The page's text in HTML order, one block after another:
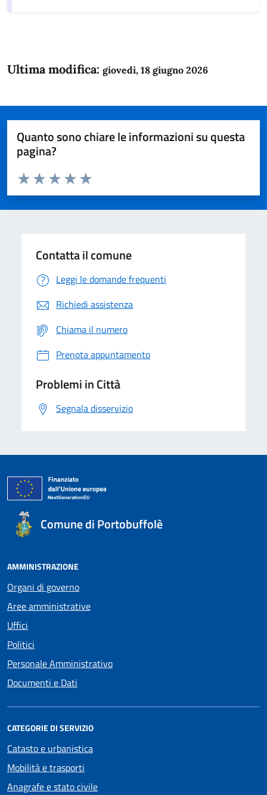
Ultima modifica: giovedì, 18 giugno 2026
Quanto sono chiare le informazioni su questa
pagina?
Domanda
Valuta da 1 a 5 stelle la pagina
Valuta 5 stelle su 5
Valuta 4 stelle su 5
Valuta 3 stelle su 5
Valuta 2 stelle su 5
Valuta 1 stelle su 5
Contatta il comune
Leggi le domande frequenti
Richiedi assistenza
Chiama il numero
Prenota appuntamento
Problemi in Città
Segnala disservizio
Comune di Portobuffolè
AMMINISTRAZIONE
Organi di governo
Aree amministrative
Uffici
Politici
Personale Amministrativo
Documenti e Dati
CATEGORIE DI SERVIZIO
Catasto e urbanistica
Mobilità e trasporti
Anagrafe e stato civile